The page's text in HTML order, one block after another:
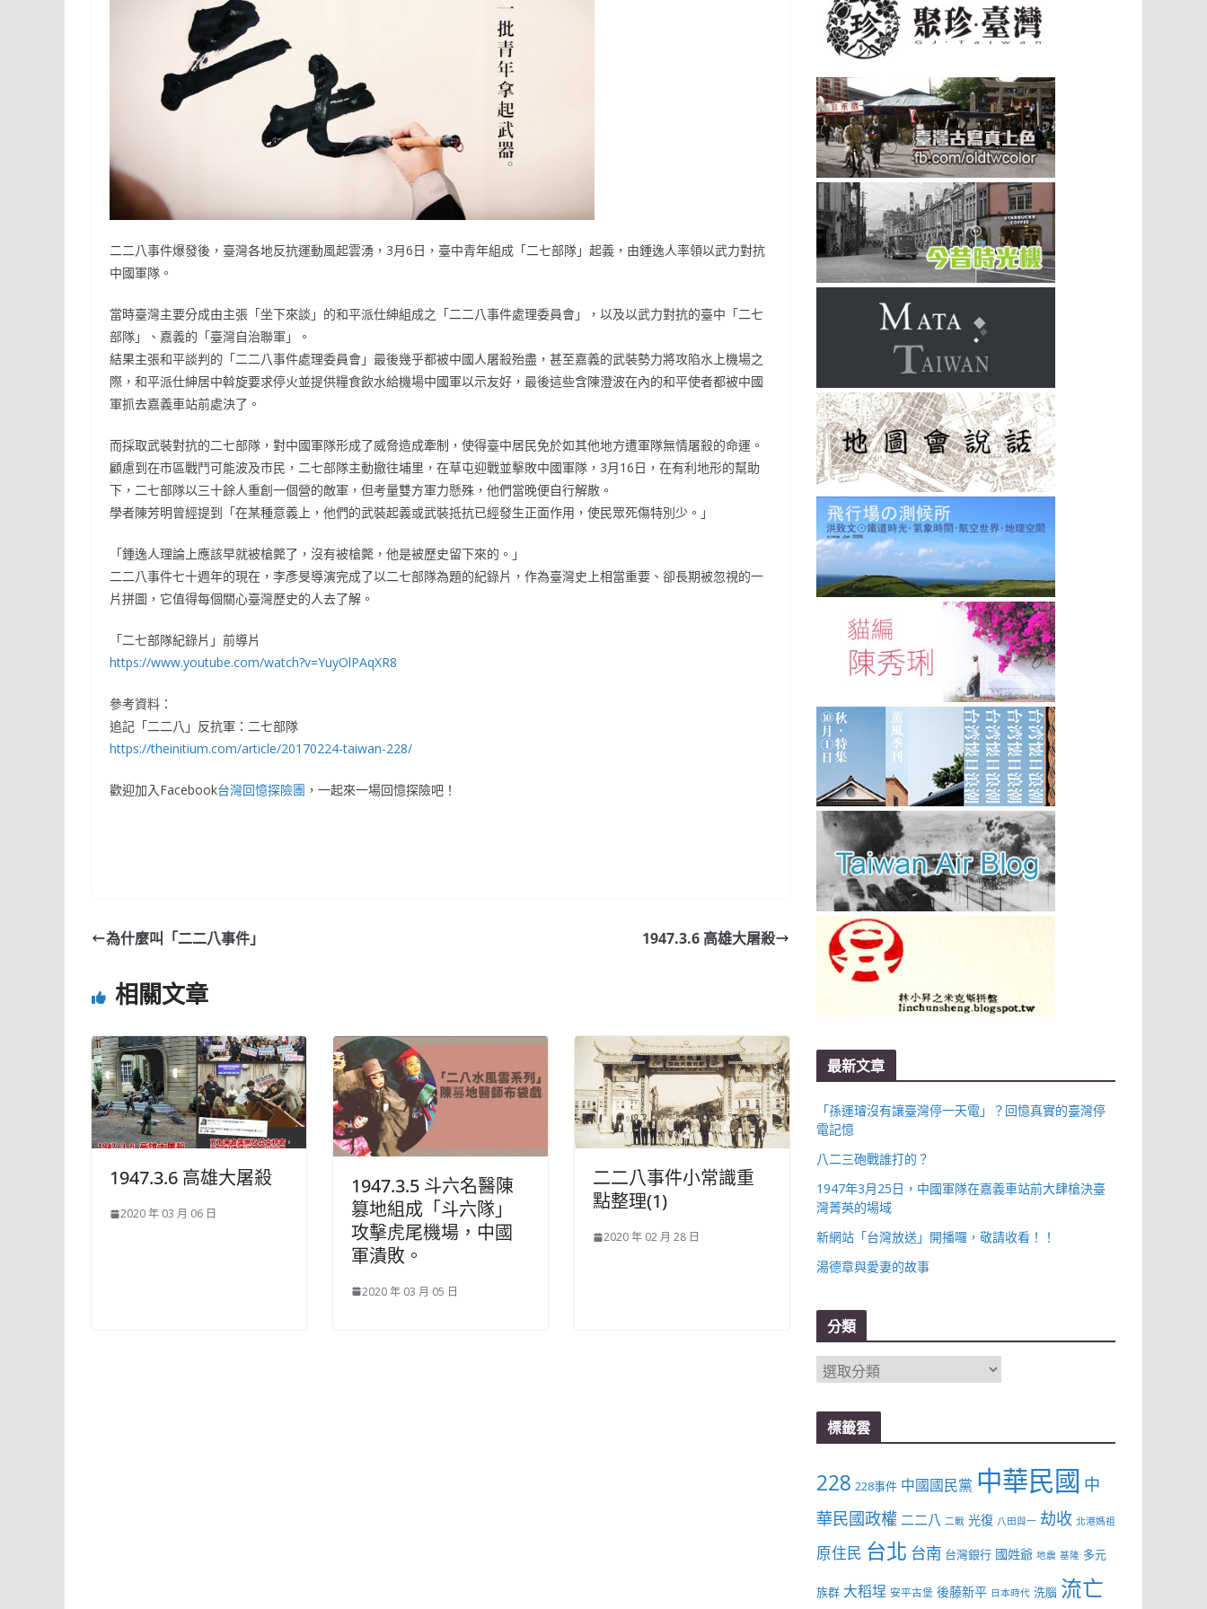
二二八事件爆發後，臺灣各地反抗運動風起雲湧，3月6日，臺中青年組成「二七部隊」起義，由鍾逸人率領以武力對抗
中國軍隊。
當時臺灣主要分成由主張「坐下來談」的和平派仕紳組成之「二二八事件處理委員會」，以及以武力對抗的臺中「二七
部隊」、嘉義的「臺灣自治聯軍」。
結果主張和平談判的「二二八事件處理委員會」最後幾乎都被中國人屠殺殆盡，甚至嘉義的武裝勢力將攻陷水上機場之
際，和平派仕紳居中斡旋要求停火並提供糧食飲水給機場中國軍以示友好，最後這些含陳澄波在內的和平使者都被中國
軍抓去嘉義車站前處決了。
而採取武裝對抗的二七部隊，對中國軍隊形成了威脅造成牽制，使得臺中居民免於如其他地方遭軍隊無情屠殺的命運。
顧慮到在市區戰鬥可能波及市民，二七部隊主動撤往埔里，在草屯迎戰並擊敗中國軍隊，3月16日，在有利地形的幫助
下，二七部隊以三十餘人重創一個營的敵軍，但考量雙方軍力懸殊，他們當晚便自行解散。
學者陳芳明曾經提到「在某種意義上，他們的武裝起義或武裝抵抗已經發生正面作用，使民眾死傷特別少。」
「鍾逸人理論上應該早就被槍斃了，沒有被槍斃，他是被歷史留下來的。」
二二八事件七十週年的現在，李彥旻導演完成了以二七部隊為題的紀錄片，作為臺灣史上相當重要、卻長期被忽視的一
片拼圖，它值得每個關心臺灣歷史的人去了解。
「二七部隊紀錄片」前導片
https://www.youtube.com/watch?v=YuyOlPAqXR8
參考資料：
追記「二二八」反抗軍：二七部隊
https://theinitium.com/article/20170224-taiwan-228/
歡迎加入Facebook台灣回憶探險團 ，一起來一場回憶探險吧！
為什麼叫「二二八事件」 1947.3.6 高雄大屠殺
相關文章
1947.3.6 高雄大屠殺
2020 年 03 月 06 日
1947.3.5 斗六名醫陳
篡地組成「斗六隊」
攻擊虎尾機場，中國
軍潰敗。
2020 年 03 月 05 日
二二八事件小常識重
點整理(1)
2020 年 02 月 28 日
最新文章
「孫運璿沒有讓臺灣停一天電」？回憶真實的臺灣停
電記憶
八二三砲戰誰打的？
1947年3月25日，中國軍隊在嘉義車站前大肆槍決臺
灣菁英的場域
新網站「台灣放送」開播囉，敬請收看！！
湯德章與愛妻的故事
分類
分
類
標籤雲
228 228事件 中國國民黨 中華民國 中
華民國政權 二二八 二戰 光復 八田與一 劫收 北港媽祖
原住民 台北 台南 台灣銀行 國姓爺 地震 基隆 多元
族群 大稻埕 安平古堡 後藤新平 日本時代 洗腦 流亡